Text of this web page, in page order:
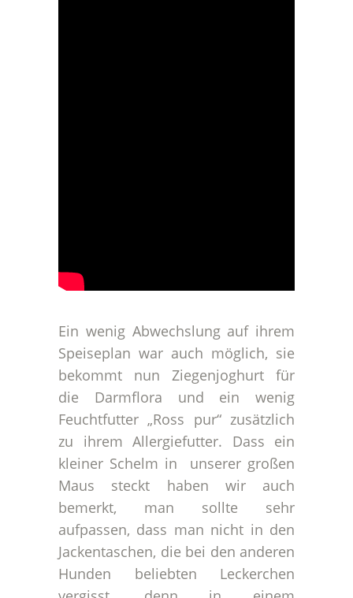
Ein wenig Abwechslung auf ihrem
Speiseplan war auch möglich, sie
bekommt nun Ziegenjoghurt für
die Darmflora und ein wenig
Feuchtfutter „Ross pur“ zusätzlich
zu ihrem Allergiefutter. Dass ein
kleiner Schelm in unserer großen
Maus steckt haben wir auch
bemerkt, man sollte sehr
aufpassen, dass man nicht in den
Jackentaschen, die bei den anderen
Hunden beliebten Leckerchen